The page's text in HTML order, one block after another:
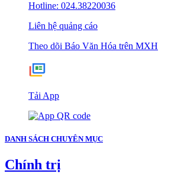
Hotline: 024.38220036
Liên hệ quảng cáo
Theo dõi Báo Văn Hóa trên MXH
Tải App
DANH SÁCH CHUYÊN MỤC
Chính trị